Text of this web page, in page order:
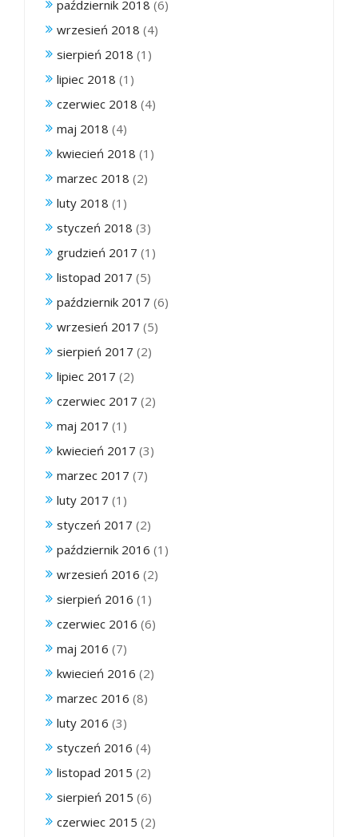
październik 2018 (6)
wrzesień 2018 (4)
sierpień 2018 (1)
lipiec 2018 (1)
czerwiec 2018 (4)
maj 2018 (4)
kwiecień 2018 (1)
marzec 2018 (2)
luty 2018 (1)
styczeń 2018 (3)
grudzień 2017 (1)
listopad 2017 (5)
październik 2017 (6)
wrzesień 2017 (5)
sierpień 2017 (2)
lipiec 2017 (2)
czerwiec 2017 (2)
maj 2017 (1)
kwiecień 2017 (3)
marzec 2017 (7)
luty 2017 (1)
styczeń 2017 (2)
październik 2016 (1)
wrzesień 2016 (2)
sierpień 2016 (1)
czerwiec 2016 (6)
maj 2016 (7)
kwiecień 2016 (2)
marzec 2016 (8)
luty 2016 (3)
styczeń 2016 (4)
listopad 2015 (2)
sierpień 2015 (6)
czerwiec 2015 (2)